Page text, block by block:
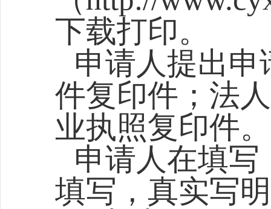
下载打印。
申请人提出
件复印件；法
业执照复印件。
申请人在填
填写，真实写